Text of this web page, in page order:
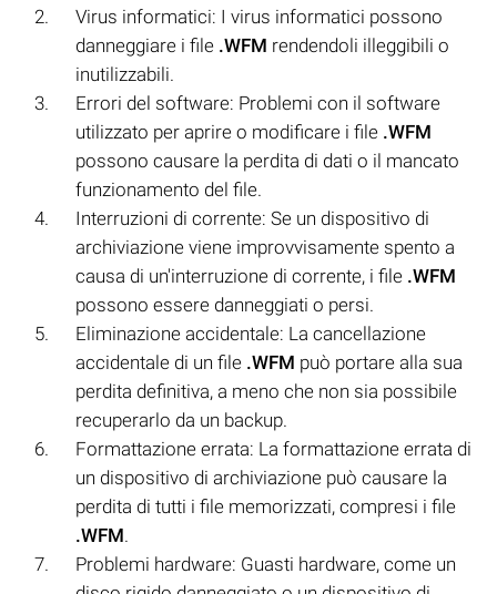
Virus informatici: I virus informatici possono
danneggiare i file .WFM rendendoli illeggibili o
inutilizzabili.
Errori del software: Problemi con il software
utilizzato per aprire o modificare i file .WFM
possono causare la perdita di dati o il mancato
funzionamento del file.
Interruzioni di corrente: Se un dispositivo di
archiviazione viene improvvisamente spento a
causa di un'interruzione di corrente, i file .WFM
possono essere danneggiati o persi.
Eliminazione accidentale: La cancellazione
accidentale di un file .WFM può portare alla sua
perdita definitiva, a meno che non sia possibile
recuperarlo da un backup.
Formattazione errata: La formattazione errata di
un dispositivo di archiviazione può causare la
perdita di tutti i file memorizzati, compresi i file
.WFM.
Problemi hardware: Guasti hardware, come un